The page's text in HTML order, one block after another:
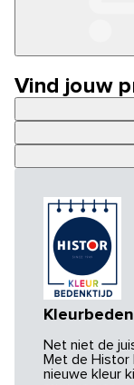
Vind jouw
Net niet de
Met de Histor
nieuwe kleur